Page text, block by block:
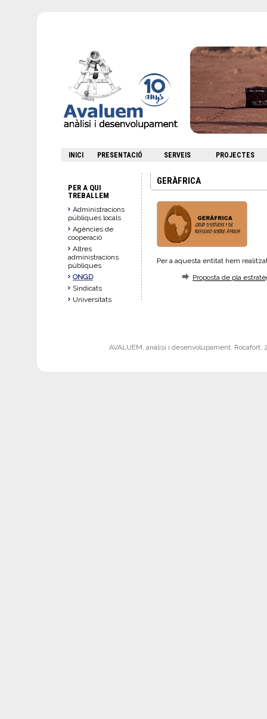
INICI PRESENTACIÓ SERVEIS PROJECTES
PER A QUI
TREBALLEM
Administracions
públiques locals
Agències de
cooperació
Altres
administracions
públiques
ONGD
Sindicats
Universitats
GERÀFRICA
Per a aquesta entitat hem
Proposta de pla
AVALUEM, anàlisi i desenvolupament. Rocafort,